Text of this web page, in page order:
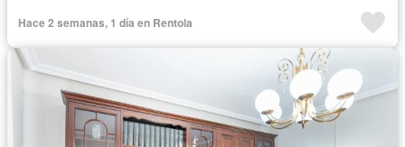
Hace 2 semanas, 1 día en Rentola